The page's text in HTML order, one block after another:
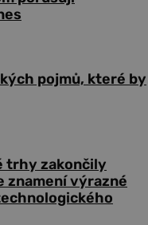
pojmů, které by
trhy zakončily
znamení výrazné